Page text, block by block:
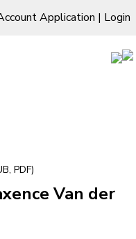
Application | Login
(EPUB,
PDF)
Van der